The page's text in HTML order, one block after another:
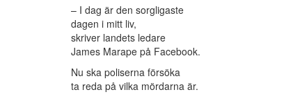
– I dag är den sorgligaste
dagen i mitt liv,
skriver landets ledare
James Marape på Facebook.
Nu ska poliserna försöka
ta reda på vilka mördarna är.